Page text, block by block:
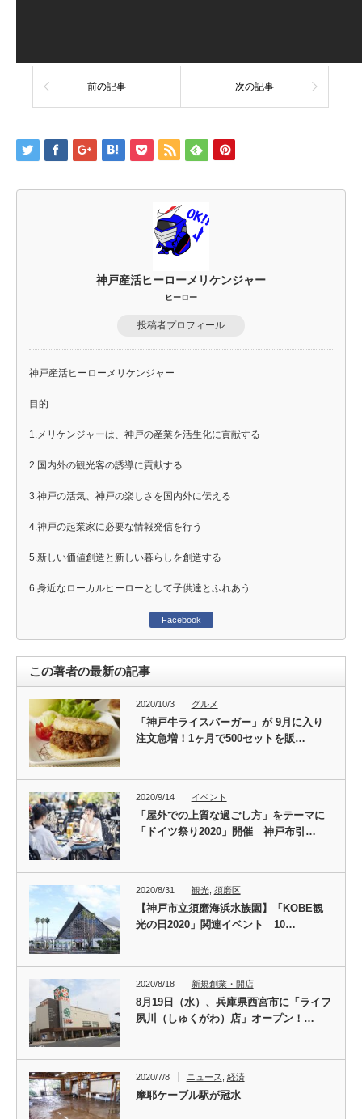
前の記事 次の記事
神戸産活ヒーローメリケンジャー
ヒーロー
投稿者プロフィール
神戸産活ヒーローメリケンジャー
目的
1.メリケンジャーは、神戸の産業を活生化に貢献する
2.国内外の観光客の誘導に貢献する
3.神戸の活気、神戸の楽しさを国内外に伝える
4.神戸の起業家に必要な情報発信を行う
5.新しい価値創造と新しい暮らしを創造する
6.身近なローカルヒーローとして子供達とふれあう
Facebook
この著者の最新の記事
2020/10/3 グルメ
「神戸牛ライスバーガー」が 9月に入り
注文急増！1ヶ月で500セットを販…
2020/9/14 イベント
「屋外での上質な過ごし方」をテーマに
「ドイツ祭り2020」開催 神戸布引…
2020/8/31 観光, 須磨区
【神戸市立須磨海浜水族園】「KOBE観
光の日2020」関連イベント 10…
2020/8/18 新規創業・開店
8月19日（水）、兵庫県西宮市に「ライフ
夙川（しゅくがわ）店」オープン！…
2020/7/8 ニュース 経済
摩耶ケーブル駅が冠水